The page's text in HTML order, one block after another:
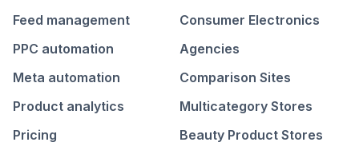
Feed management
PPC automation
Meta automation
Product analytics
Pricing
Consumer Electronics
Agencies
Comparison Sites
Multicategory Stores
Beauty Product Stores